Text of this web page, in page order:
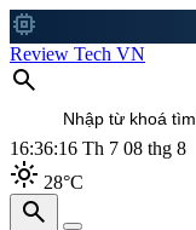
memory
Review Tech VN
search
16:36:19 Th 7 08 thg 8
light_mode 28°C
search